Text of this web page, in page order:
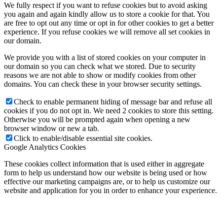
We fully respect if you want to refuse cookies but to avoid asking
you again and again kindly allow us to store a cookie for that. You
are free to opt out any time or opt in for other cookies to get a better
experience. If you refuse cookies we will remove all set cookies in
our domain.
We provide you with a list of stored cookies on your computer in
our domain so you can check what we stored. Due to security
reasons we are not able to show or modify cookies from other
domains. You can check these in your browser security settings.
Check to enable permanent hiding of message bar and refuse all
cookies if you do not opt in. We need 2 cookies to store this setting.
Otherwise you will be prompted again when opening a new
browser window or new a tab.
Click to enable/disable essential site cookies.
Google Analytics Cookies
These cookies collect information that is used either in aggregate
form to help us understand how our website is being used or how
effective our marketing campaigns are, or to help us customize our
website and application for you in order to enhance your experience.